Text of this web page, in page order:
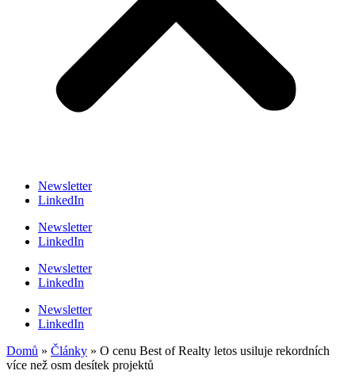
Newsletter
LinkedIn
Newsletter
LinkedIn
Newsletter
LinkedIn
Newsletter
LinkedIn
Domů » Články » O cenu Best of Realty letos usiluje rekordních
více než osm desítek projektů